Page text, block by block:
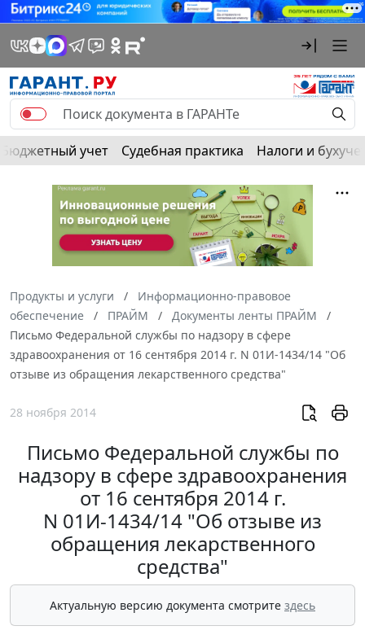
Бюджетный учет Судебная практика Налоги и
Продукты и услуги
Информационно-правовое
обеспечение
ПРАЙМ
Документы ленты ПРАЙМ
Письмо Федеральной службы по надзору в сфере
здравоохранения от 16 сентября 2014 г. N 01И-1434/14 "Об
отзыве из обращения лекарственного средства"
28 ноября 2014
Письмо Федеральной службы по
надзору в сфере здравоохранения
от 16 сентября 2014 г.
N 01И-1434/14 "Об отзыве из
обращения лекарственного
средства"
Актуальную версию документа смотрите здесь